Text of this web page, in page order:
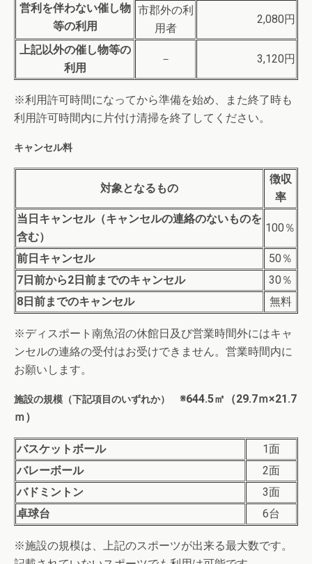
営利を伴わない催し物
等の利用
市郡外の利
用者
2,080円
上記以外の催し物等の
利用
－ 3,120円
※利用許可時間になってから準備を始め、また終了時も
利用許可時間内に片付け清掃を終了してください。
キャンセル料
対象となるもの
徴収
率
当日キャンセル（キャンセルの連絡のないものを
含む）
100％
前日キャンセル
50％
7日前から2日前までのキャンセル
30％
8日前までのキャンセル
無料
※ディスポート南魚沼の休館日及び営業時間外にはキャ
ンセルの連絡の受付はお受けできません。営業時間内に
お願いします。
施設の規模（下記項目のいずれか） ※644.5㎡（29.7ｍ×21.7
ｍ）
バスケットボール
1面
バレーボール
2面
バドミントン
3面
卓球台
6台
※施設の規模は、上記のスポーツが出来る最大数です。